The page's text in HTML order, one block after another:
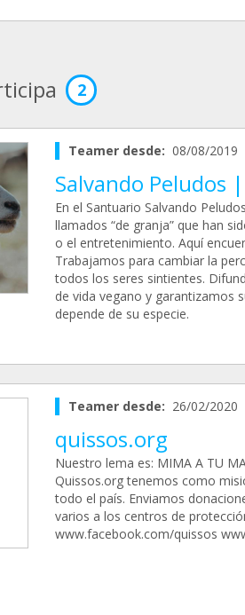
2
Teamer desde: 08/08/2019
Salvando Peludos
En el Santuario Salvando
llamados “de granja” que han
o el entretenimiento. Aquí
Trabajamos para cambiar la
todos los seres sintientes.
de vida vegano y garantizamos
depende de su especie.
Teamer desde: 26/02/2020
quissos.org
Nuestro lema es: MIMA A TU
Quissos.org tenemos como
todo el país. Enviamos
varios a los centros de
www.facebook.com/quissos